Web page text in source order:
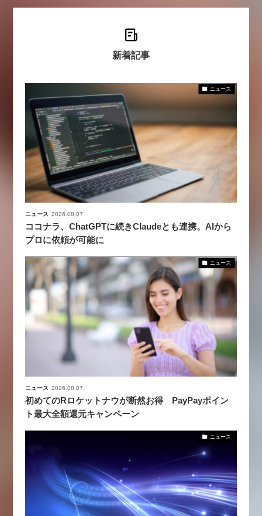
新着記事
ニュース
ニュース 2026.08.07
ココナラ、ChatGPTに続きClaudeとも連携。AIから
プロに依頼が可能に
ニュース
ニュース 2026.08.07
初めてのRロケットナウが断然お得 PayPayポイン
ト最大全額還元キャンペーン
ニュース